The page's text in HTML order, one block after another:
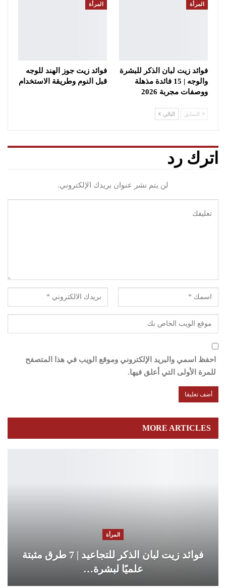
المرأة
فوائد زيت لبان الذكر للبشرة
والوجه | 15 فائدة مذهلة
ووصفات مجربة 2026
المرأة
فوائد زيت جوز الهند للوجه
قبل النوم وطريقة الاستخدام
السابق التالي
اترك رد
لن يتم نشر عنوان بريدك الإلكتروني.
احفظ اسمي والبريد الإلكتروني وموقع الويب في هذا المتصفح
للمرة الأولى التي أعلق فيها.
MORE ARTICLES
المرأة
فوائد زيت لبان الذكر للتجاعيد | 7 طرق مثبتة
علميًا لبشرة…